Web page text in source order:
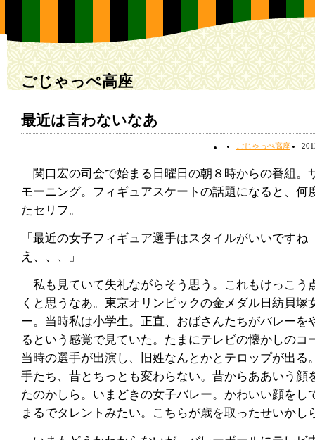
ごじゃっぺ高座
最近は言わないなあ
ごじゃっぺ高座
関口宏の司会で始まる日曜日の朝８時からの番組。
モーニング。フィギュアスケートの話題になると、何
たセリフ。
「最近の女子フィギュア選手はスタイルがいいですね
え、、、」
私も見ていて失礼ながらそう思う。これもけっこう
くと思うなあ。東京オリンピックの金メダル日紡貝塚
ー。当時私は小学生。正直、おばさんたちがバレーを
るという感覚で見ていた。たまにテレビの懐かしのコ
当時の選手が出演し、旧姓なんとかとテロップが出る
手たち、昔とちっとも変わらない。昔からああいう顔
たのかしら。いまどきの女子バレー。かわいい顔をし
まるでタレントみたい。こちらが歳を取ったせいかし